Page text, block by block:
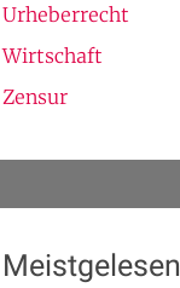
Urheberrecht
Wirtschaft
Zensur
Meistgelesen